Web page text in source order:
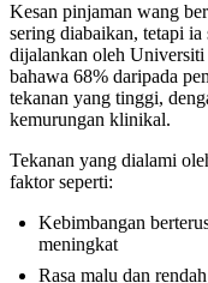
Kesan pinjaman wang
sering diabaikan, tetapi
dijalankan oleh Universiti
bahawa 68% daripada
tekanan yang tinggi,
kemurungan klinikal.
Tekanan yang dialami
faktor seperti:
Kebimbangan
meningkat
Rasa malu dan